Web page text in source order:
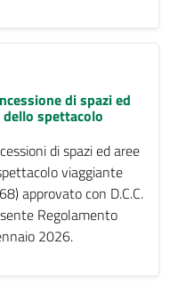
di spazi ed
spettacolo
di spazi ed aree
viaggiante
approvato con D.C.C.
Regolamento
2026.